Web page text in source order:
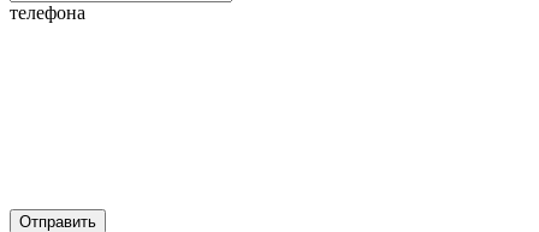
телефона
Отправить